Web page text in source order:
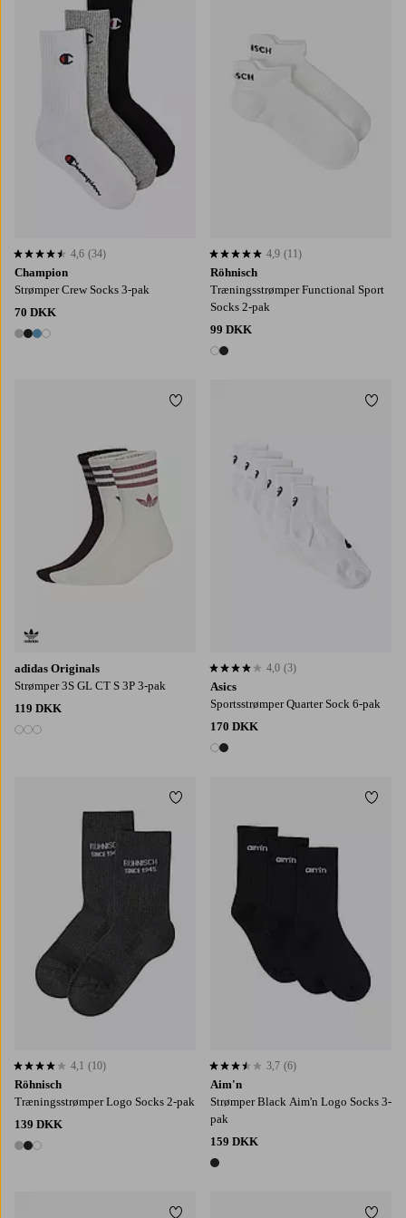
Champion
Strømper Crew Socks 3-pak
70 DKK
4 farver
4,6 baseret på 34 bedømmelser
4,6 (34)
43/46
Röhnisch
Træningsstrømper Functional Sport
Socks 2-pak
99 DKK
2 farver
4,9 baseret på 11 bedømmelser
4,9 (11)
adidas Originals
Strømper 3S GL CT S 3P 3-pak
119 DKK
3 farver
Tilføj til favoritter
Asics
Sportsstrømper Quarter Sock 6-pak
170 DKK
2 farver
4,0 baseret på 3 bedømmelser
4,0 (3)
Röhnisch
Træningsstrømper Logo Socks 2-pak
139 DKK
3 farver
4,1 baseret på 10 bedømmelser
4,1 (10)
Tilføj til favoritter
Aim'n
Strømper Black Aim'n Logo Socks 3-
pak
159 DKK
1 farve
3,7 baseret på 6 bedømmelser
3,7 (6)
39-41